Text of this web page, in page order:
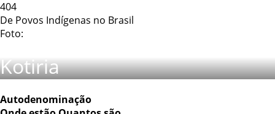
404
De Povos Indígenas no Brasil
Foto:
Kotiria
Autodenominação